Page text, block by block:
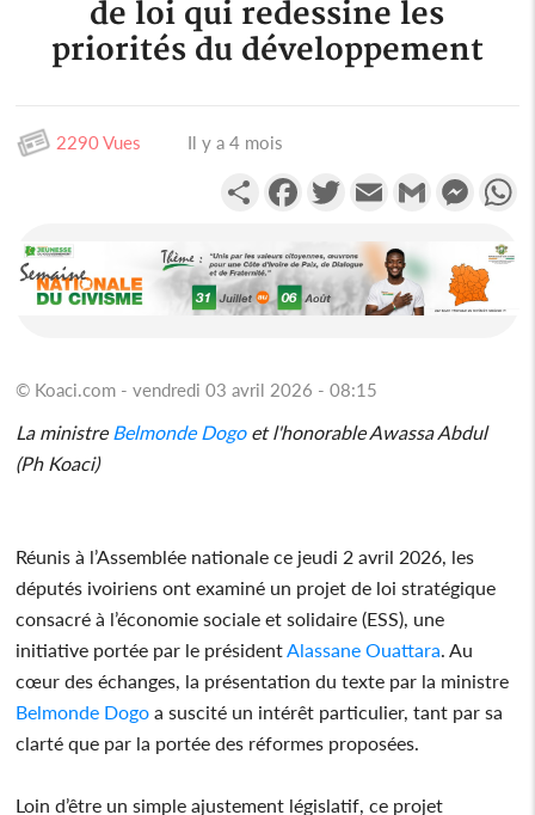
de loi qui redessine les
priorités du développement
2290 Vues Il y a 4 mois
PartagerFacebookTwitterEmail Gmail
© Koaci.com - vendredi 03 avril 2026 - 08:15
La ministre Belmonde Dogoet l'honorable Awassa Abdul
(Ph Koaci)
Réunis à l’Assemblée nationale ce jeudi 2 avril 2026, les
députés ivoiriens ont examiné un projet de loi stratégique
consacré à l’économie sociale et solidaire (ESS), une
initiative portée par le présidentAlassane Ouattara. Au
cœur des échanges, la présentation du texte par la ministre
Belmonde Dogo a suscité un intérêt particulier, tant par sa
clarté que par la portée des réformes proposées.
Loin d’être un simple ajustement législatif, ce projet